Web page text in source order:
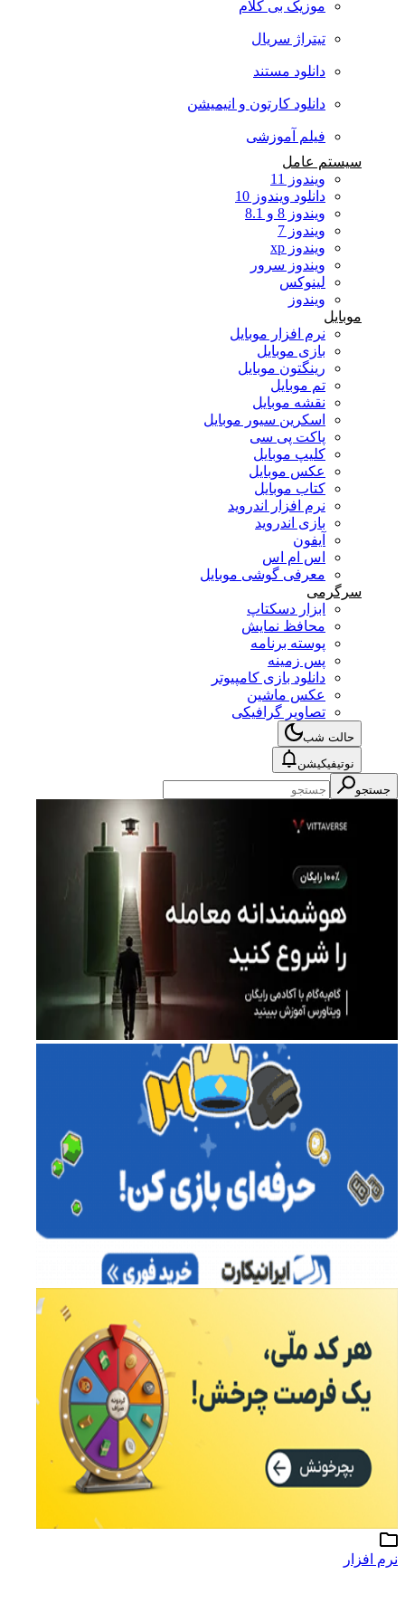
موزیک بی کلام
تیتراژ سریال
دانلود مستند
دانلود کارتون و انیمیشن
فیلم آموزشی
سیستم عامل
ویندوز 11
دانلود ویندوز 10
ویندوز 8 و 8.1
ویندوز 7
ویندوز xp
ویندوز سرور
لینوکس
ویندوز
موبایل
نرم افزار موبایل
بازی موبایل
رینگتون موبایل
تم موبایل
نقشه موبایل
اسکرین سیور موبایل
پاکت پی سی
کلیپ موبایل
عکس موبایل
کتاب موبایل
نرم افزار اندروید
بازی اندروید
آیفون
اس ام اس
معرفی گوشی موبایل
سرگرمی
ابزار دسکتاپ
محافظ نمایش
پوسته برنامه
پس زمینه
دانلود بازی کامپیوتر
عکس ماشین
تصاویر گرافیکی
حالت شب
نوتیفیکیشن
جستجو
نرم افزار